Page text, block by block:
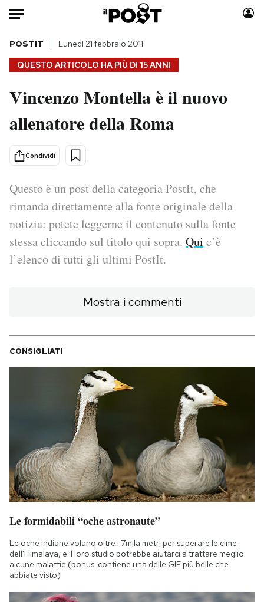
Auto
HOME
Italia
Politica
Tecnologia
Internet
Scienza
Cultura
Moda
Consumismi
Media
Europa
I MIEI PREFERITI
CALENDARIO
AREA PERSONALE
Newsletter
Notifiche mobile
Regala il Post
Hai bisogno di aiuto?
QUESTO ARTICOLO HA PIÙ DI 15 ANNI
POSTIT Lunedì 21 febbraio 2011
Vincenzo Montella è il nuovo
allenatore della Roma
Condividi
Questo è un post della categoria PostIt, che
rimanda direttamente alla fonte originale della
notizia: potete leggerne il contenuto sulla fonte
stessa cliccando sul titolo qui sopra. Qui c’è
l’elenco di tutti gli ultimi PostIt.
Mostra i commenti
CONSIGLIATI
Le formidabili “oche astronaute”
Le oche indiane volano oltre i 7mila metri per superare le cime
dell'Himalaya, e il loro studio potrebbe aiutarci a trattare meglio
alcune malattie (bonus: contiene una delle GIF più belle che
abbiate visto)